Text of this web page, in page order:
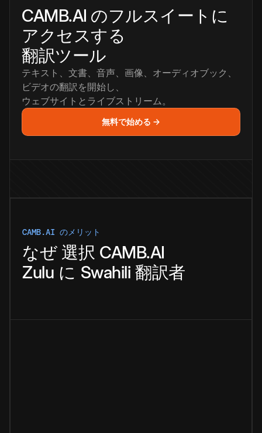
CAMB.AI のフルスイートに
アクセスする
翻訳ツール
テキスト、文書、音声、画像、オーディオブック、
ビデオの翻訳を開始し、
ウェブサイトとライブストリーム。
無料で始める →
CAMB.AI のメリット
なぜ 選択 CAMB.AI
Zulu に Swahili 翻訳者